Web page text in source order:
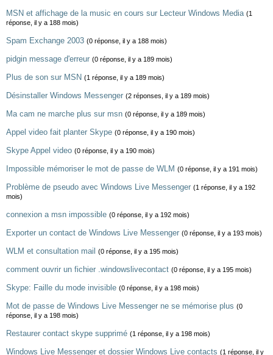
MSN et affichage de la music en cours sur Lecteur Windows Media (1
réponse, il y a 188 mois)
Spam Exchange 2003 (0 réponse, il y a 188 mois)
pidgin message d'erreur (0 réponse, il y a 189 mois)
Plus de son sur MSN (1 réponse, il y a 189 mois)
Désinstaller Windows Messenger (2 réponses, il y a 189 mois)
Ma cam ne marche plus sur msn (0 réponse, il y a 189 mois)
Appel video fait planter Skype (0 réponse, il y a 190 mois)
Skype Appel video (0 réponse, il y a 190 mois)
Impossible mémoriser le mot de passe de WLM (0 réponse, il y a 191 mois)
Problème de pseudo avec Windows Live Messenger (1 réponse, il y a 192
mois)
connexion a msn impossible (0 réponse, il y a 192 mois)
Exporter un contact de Windows Live Messenger (0 réponse, il y a 193 mois)
WLM et consultation mail (0 réponse, il y a 195 mois)
comment ouvrir un fichier .windowslivecontact (0 réponse, il y a 195 mois)
Skype: Faille du mode invisible (0 réponse, il y a 198 mois)
Mot de passe de Windows Live Messenger ne se mémorise plus (0
réponse, il y a 198 mois)
Restaurer contact skype supprimé (1 réponse, il y a 198 mois)
Windows Live Messenger et dossier Windows Live contacts (1 réponse, il y